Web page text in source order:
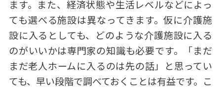
ます。また、経済状態や生活レベルなどによっ
ても選べる施設は異なってきます。仮に介護施
設に入るとしても、どのような介護施設に入る
のがいいかは専門家の知識も必要です。「まだ
まだ老人ホームに入るのは先の話」と思ってい
ても、早い段階で調べておくことは有益です。こ